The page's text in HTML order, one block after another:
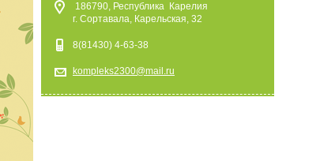
186790, Республика Карелия
г. Сортавала, Карельская, 32
8(81430) 4-63-38
kompleks2300@mail.ru